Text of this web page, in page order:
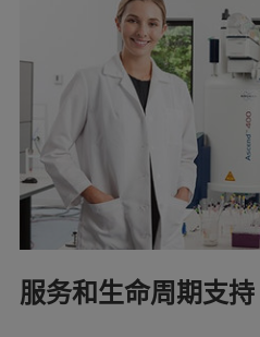
服务和生命周期支持